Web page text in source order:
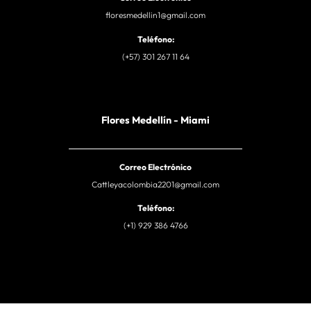
floresmedellin1@gmail.com
Teléfono:
(+57) 301 267 11 64
Flores Medellín - Miami
Correo Electrónico
Cattleyacolombia2201@gmail.com
Teléfono:
(+1) 929 386 4766